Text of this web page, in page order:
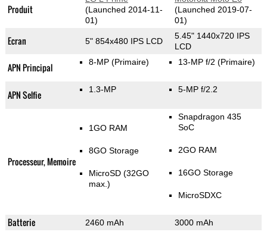
Produit
(Launched 2014-11-
01)
(Launched 2019-07-
01)
Ecran 5" 854x480 IPS LCD
5.45" 1440x720 IPS
LCD
APN Principal 8-MP (Primaire) 13-MP f/2 (Primaire)
APN Selfie 1.3-MP 5-MP f/2.2
Processeur, Memoire
1GO RAM
8GO Storage
MicroSD (32GO
max.)
Snapdragon 435
SoC
2GO RAM
16GO Storage
MicroSDXC
Batterie 2460 mAh 3000 mAh